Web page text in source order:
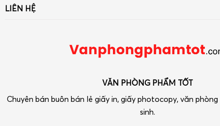
VĂN PHÒNG PHẨM TỐT
Chuyên bán buôn bán lẻ giấy in, giấy photocopy, văn
sinh.
LIÊN HỆ
vpptot@gmail.com
Bút viết - Mực viết
Thiết bị VP-Hóa Mỹ Phẩm-Tạp phẩm
Liên hệ - Góp ý
Tra cứu hóa đơn điện tử